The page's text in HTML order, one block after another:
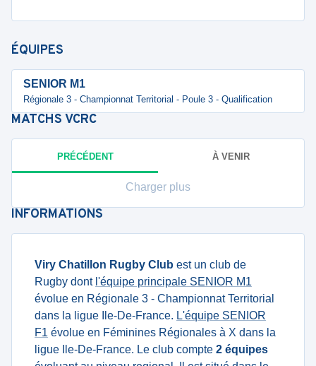
ÉQUIPES
SENIOR M1
Régionale 3 - Championnat Territorial - Poule 3 - Qualification
MATCHS VCRC
PRÉCÉDENT À VENIR
Charger plus
INFORMATIONS
Viry Chatillon Rugby Club est un club de
Rugby dont l'équipe principale SENIOR M1
évolue en Régionale 3 - Championnat Territorial
dans la ligue Ile-De-France. L'équipe SENIOR
F1 évolue en Féminines Régionales à X dans la
ligue Ile-De-France. Le club compte 2 équipes